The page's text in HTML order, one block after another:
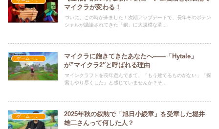
マイクラが変わる！
ついに、この時が来ました！次期アップデートで、長年そのポテン
シャルが議論されてきた「銅」に大規模な革...
ゲーム・アプリ関係
マイクラに飽きてきたあなたへ――「Hytale」
が”マイクラ2″と呼ばれる理由
マインクラフトを長年遊んできて、「もう建てるものがない」「探
索もやり尽くした」と感じていませんか？そ...
ゲーム・アプリ関係
2025年秋の叙勲で「旭日小綬章」を受章した堀井
雄二さんって何した人？